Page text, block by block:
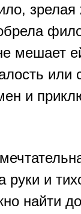
мешает
или
и
руки и
найти